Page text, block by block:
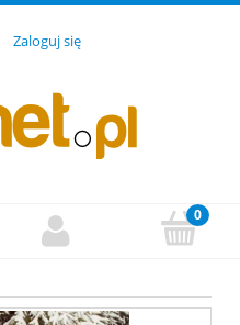
Zaloguj się